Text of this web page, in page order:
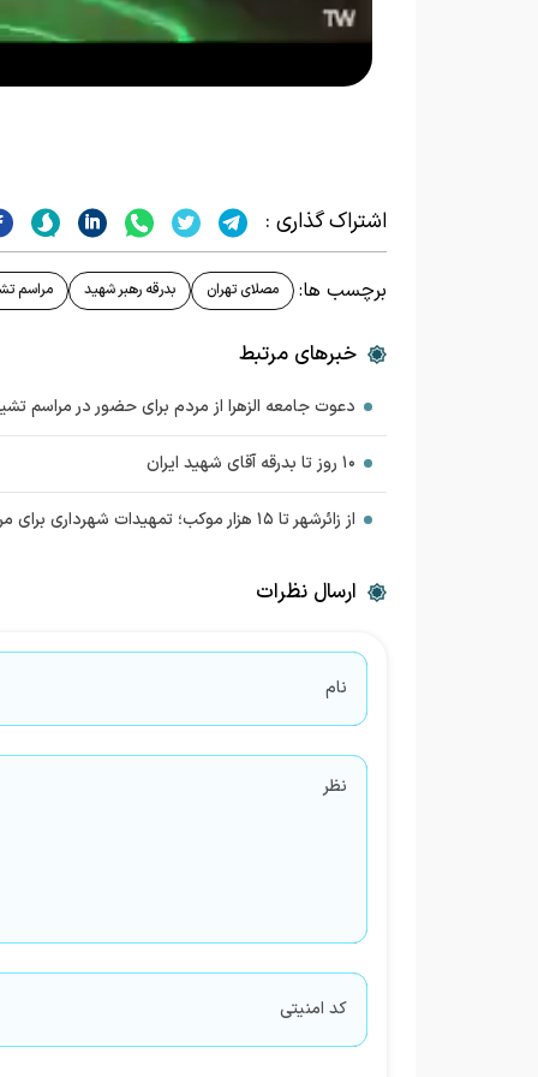
اشتراک گذاری :
برچسب ها: مصلای تهران بدرقه رهبر شهید مراسم
خبرهای مرتبط
دعوت جامعه الزهرا از مردم برای حضور در مراسم
۱۰ روز تا بدرقه آقای شهید ایران
از زائرشهر تا ۱۵ هزار موکب؛ تمهیدات شهرداری برای مراسم تشییع رهبر شهید
ارسال نظرات